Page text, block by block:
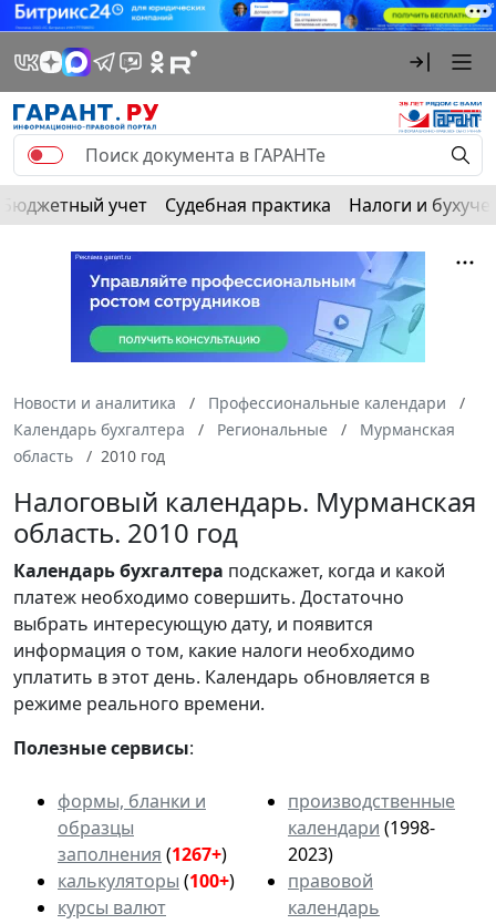
Бюджетный учет Судебная практика Налоги и
Новости и аналитика
Профессиональные календари
Календарь бухгалтера
Региональные
Мурманская
область
2010 год
Налоговый календарь. Мурманская
область. 2010 год
Календарьбухгалтера подскажет, когда и какой
платеж необходимо совершить. Достаточно
выбрать интересующую дату, и появится
информация о том, какие налоги необходимо
уплатить в этот день. Календарь обновляется в
режиме реального времени.
Полезные сервисы:
формы, бланки и
образцы
заполнения (1267+)
калькуляторы (100+)
курсы валют
производственные
календари (1998-
2023)
правовой
календарь